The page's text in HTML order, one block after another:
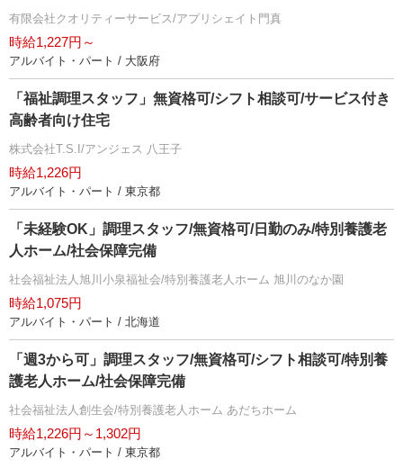
有限会社クオリティーサービス/アプリシェイト門真
時給1,227円～
アルバイト・パート / 大阪府
「福祉調理スタッフ」無資格可/シフト相談可/サービス付き
高齢者向け住宅
株式会社T.S.I/アンジェス 八王子
時給1,226円
アルバイト・パート / 東京都
「未経験OK」調理スタッフ/無資格可/日勤のみ/特別養護老
人ホーム/社会保障完備
社会福祉法人旭川小泉福祉会/特別養護老人ホーム 旭川のなか園
時給1,075円
アルバイト・パート / 北海道
「週3から可」調理スタッフ/無資格可/シフト相談可/特別養
護老人ホーム/社会保障完備
社会福祉法人創生会/特別養護老人ホーム あだちホーム
時給1,226円～1,302円
アルバイト・パート / 東京都